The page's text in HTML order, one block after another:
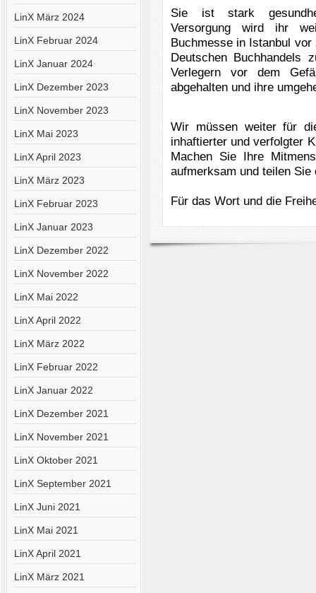
LinX März 2024
LinX Februar 2024
LinX Januar 2024
LinX Dezember 2023
LinX November 2023
LinX Mai 2023
LinX April 2023
LinX März 2023
LinX Februar 2023
LinX Januar 2023
LinX Dezember 2022
LinX November 2022
LinX Mai 2022
LinX April 2022
LinX März 2022
LinX Februar 2022
LinX Januar 2022
LinX Dezember 2021
LinX November 2021
LinX Oktober 2021
LinX September 2021
LinX Juni 2021
LinX Mai 2021
LinX April 2021
LinX März 2021
Sie ist stark
Versorgung wird ihr
Buchmesse in Istanbul
Deutschen Buchhandels
Verlegern vor dem
abgehalten und ihre
Wir müssen weiter für
inhaftierter und verfolgter
Machen Sie Ihre
aufmerksam und teilen Sie
Für das Wort und die